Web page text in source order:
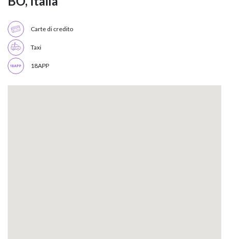
Carte di credito
Taxi
18APP